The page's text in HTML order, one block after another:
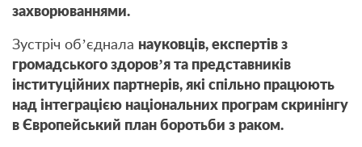
захворюваннями.
Зустріч об’єднала науковців, експертів з
громадського здоров’я та представників
інституційних партнерів, які спільно працюють
над інтеграцією національних програм скринінгу
в Європейський план боротьби з раком.